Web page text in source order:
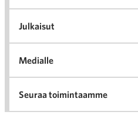
Julkaisut
Medialle
Seuraa toimintaamme